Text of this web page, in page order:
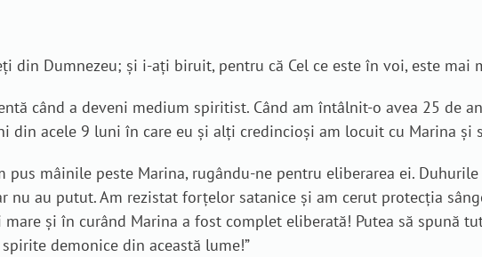
din Dumnezeu; şi i-aţi biruit, pentru că Cel ce este în voi, este mai
când a deveni medium spiritist. Când am întâlnit-o avea 25 de
din acele 9 luni în care eu și alți credincioși am locuit cu Marina
pus mâinile peste Marina, rugându-ne pentru eliberarea ei.
nu au putut. Am rezistat forțelor satanice și am cerut protecția
și în curând Marina a fost complet eliberată! Putea să spună
demonice din această lume!”